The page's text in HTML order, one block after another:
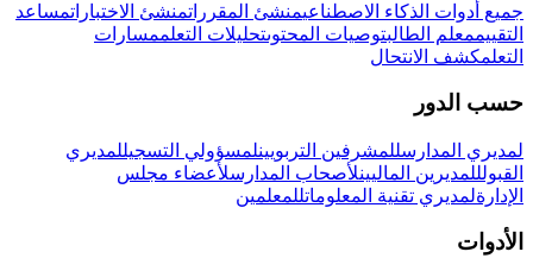
جميع أدوات الذكاء الاصطناعيمنشئ المقرراتمنشئ الاختباراتمساعد
التقييممعلم الطالبتوصيات المحتوىتحليلات التعلممسارات
التعلمكشف الانتحال
حسب الدور
لمديري المدارسللمشرفين التربويينلمسؤولي التسجيللمديري
القبولللمديرين الماليينلأصحاب المدارسلأعضاء مجلس
الإدارةلمديري تقنية المعلوماتللمعلمين
الأدوات